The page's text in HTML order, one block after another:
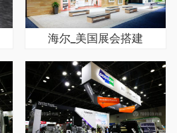
海尔_美国展会搭建